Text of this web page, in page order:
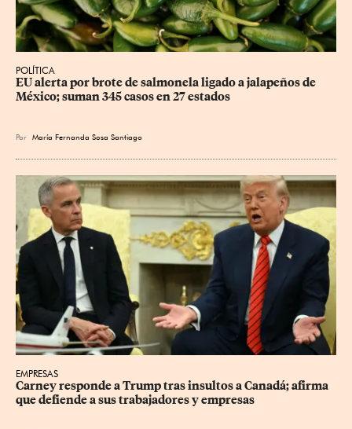
POLÍTICA
EU alerta por brote de salmonela ligado a jalapeños de
México; suman 345 casos en 27 estados
Por María Fernanda Sosa Santiago
EMPRESAS
Carney responde a Trump tras insultos a Canadá; afirma
que defiende a sus trabajadores y empresas